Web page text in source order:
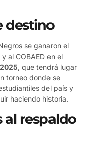
destino
se ganaron el
al COBAED en el
, que tendrá lugar
torneo donde se
del país y
haciendo historia.
respaldo